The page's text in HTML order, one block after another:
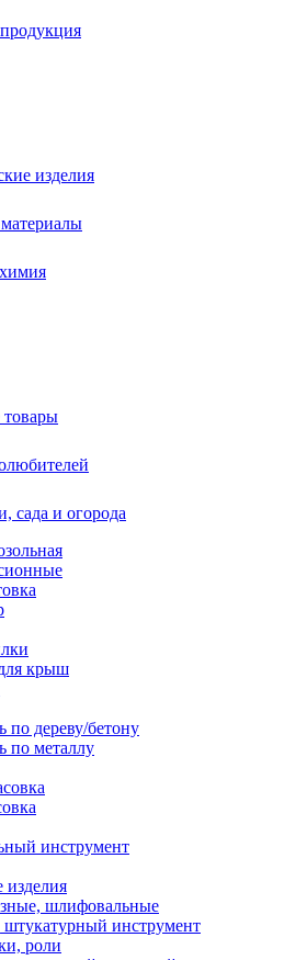
изделия
товары
сада и огорода
крыш
по дереву/бетону
по металлу
инструмент
шлифовальные
инструмент
роли